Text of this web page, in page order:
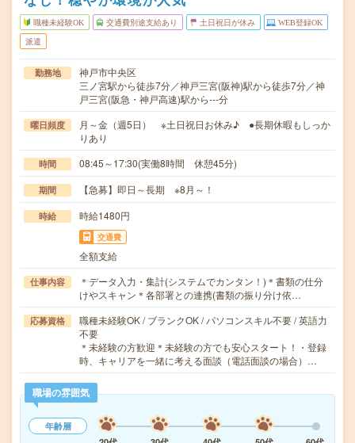
職種未経験OK 交通費別途支給あり 土日祝日が休み WEB登録OK
派遣
勤務地
神戸市中央区
三ノ宮駅から徒歩7分／神戸三宮(阪神)駅から徒歩7分／神
戸三宮(阪急・神戸高速)駅から---分
曜日頻度
月～金（週5日） ※土日祝日お休み♪ ●長期休暇もしっか
りあり
時間 08:45～17:30(実働8時間 休憩45分)
期間 【急募】即日～長期 ※8月～！
時給 時給1480円
交通費
全額支給
仕事内容
＊データ入力・集計(システムでカンタン！)＊書類の仕分
けやスキャン＊各部署との連携(書類の振り分け依…
応募資格
職種未経験OK / ブランクOK / パソコンスキル不要 / 英語力
不要
＊未経験の方歓迎＊未経験の方でも安心スタート！・登録
時、キャリアを一緒に考える面談（電話面談の場合）…
職場の雰囲気
年齢層